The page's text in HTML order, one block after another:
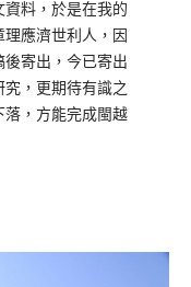
料，於是在我的
應濟世利人，因
寄出，今已寄出
，更期待有識之
落，方能完成閩越